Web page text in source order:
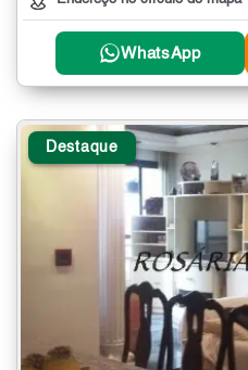
WhatsApp
Destaque